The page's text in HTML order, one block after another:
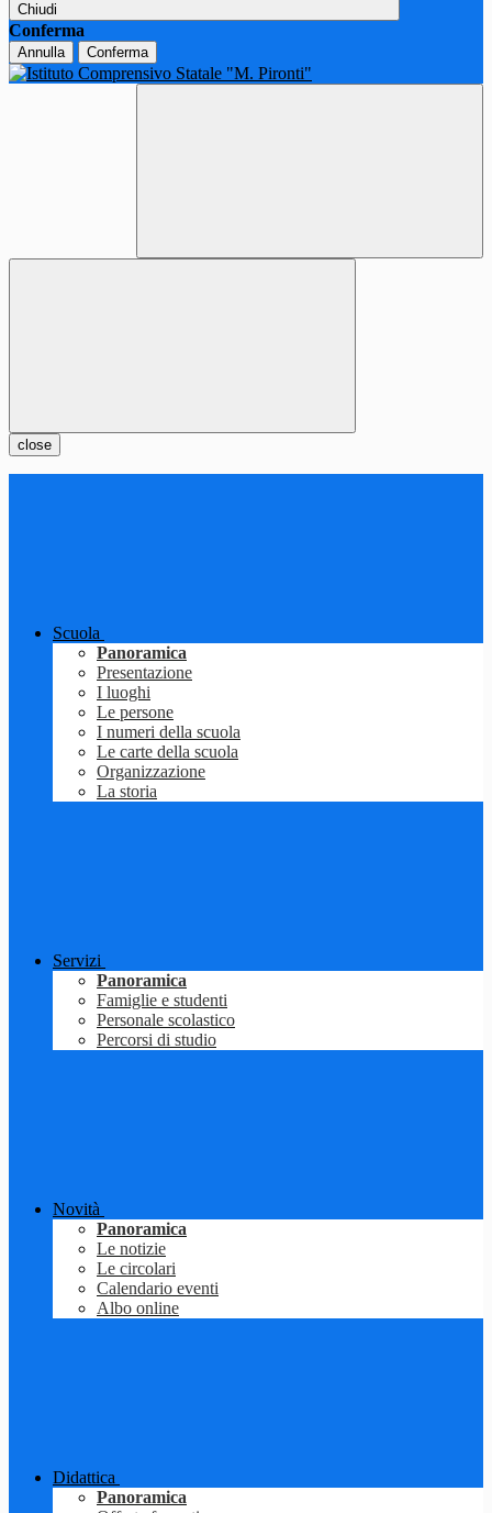
Chiudi
Conferma
Annulla Conferma
close
Scuola
Panoramica
Presentazione
I luoghi
Le persone
I numeri della scuola
Le carte della scuola
Organizzazione
La storia
Servizi
Panoramica
Famiglie e studenti
Personale scolastico
Percorsi di studio
Novità
Panoramica
Le notizie
Le circolari
Calendario eventi
Albo online
Didattica
Panoramica